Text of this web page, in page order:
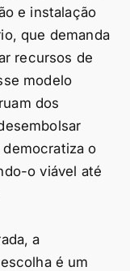
e instalação
que demanda
recursos de
modelo
dos
o
o viável até
a
é um